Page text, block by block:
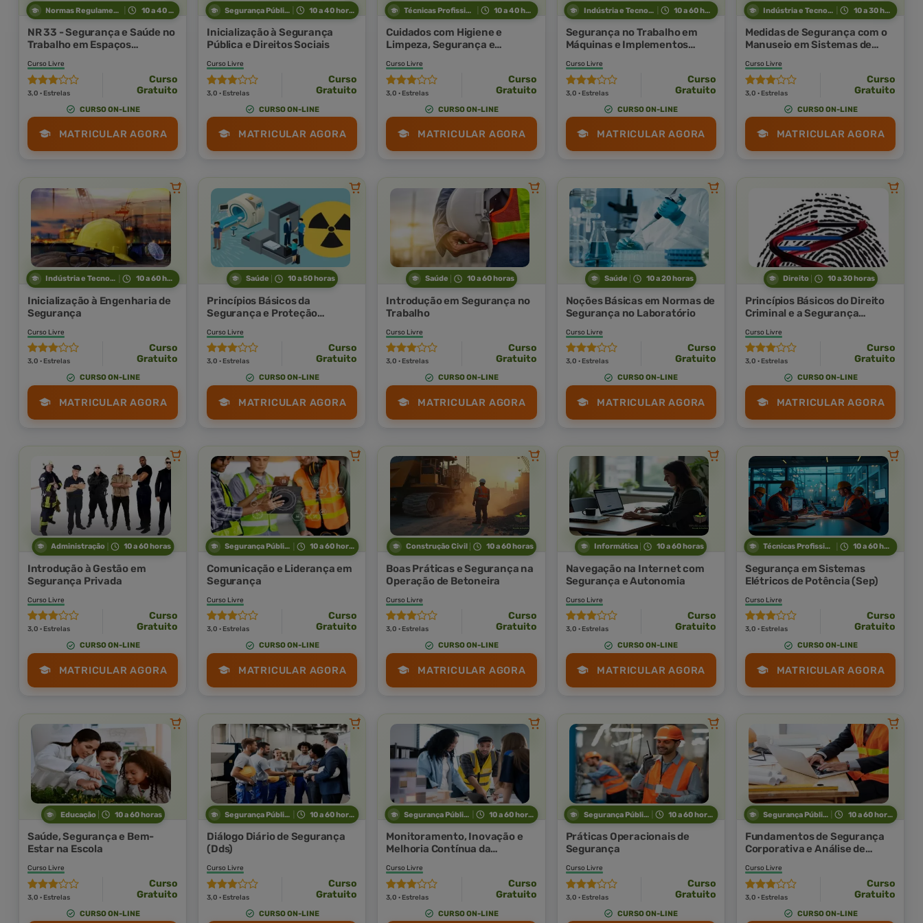
Normas Regulamentadoras 10 a 40 horas
NR 33 - Segurança e Saúde no
Trabalho em Espaços
Curso Livre
3,0 · Estrelas
Curso
Gratuito
CURSO ON-LINE
MATRICULAR AGORA
Segurança Pública 10 a 40 horas
Inicialização à Segurança
Pública e Direitos Sociais
Curso Livre
3,0 · Estrelas
Curso
Gratuito
CURSO ON-LINE
MATRICULAR AGORA
Técnicas Profissionais 10 a 40 horas
Cuidados com Higiene e
Limpeza, Segurança e
Curso Livre
3,0 · Estrelas
Curso
Gratuito
CURSO ON-LINE
MATRICULAR AGORA
Indústria e Tecnologia 10 a 60 horas
Segurança no Trabalho em
Máquinas e Implementos
Curso Livre
3,0 · Estrelas
Curso
Gratuito
CURSO ON-LINE
MATRICULAR AGORA
Indústria e Tecnologia 10 a 30 horas
Medidas de Segurança com o
Manuseio em Sistemas de
Curso Livre
3,0 · Estrelas
Curso
Gratuito
CURSO ON-LINE
MATRICULAR AGORA
Indústria e Tecnologia 10 a 60 horas
Inicialização à Engenharia de
Segurança
Curso Livre
3,0 · Estrelas
Curso
Gratuito
CURSO ON-LINE
MATRICULAR AGORA
Saúde 10 a 50 horas
Princípios Básicos da
Segurança e Proteção
Curso Livre
3,0 · Estrelas
Curso
Gratuito
CURSO ON-LINE
MATRICULAR AGORA
Saúde 10 a 60 horas
Introdução em Segurança no
Trabalho
Curso Livre
3,0 · Estrelas
Curso
Gratuito
CURSO ON-LINE
MATRICULAR AGORA
Saúde 10 a 20 horas
Noções Básicas em Normas de
Segurança no Laboratório
Curso Livre
3,0 · Estrelas
Curso
Gratuito
CURSO ON-LINE
MATRICULAR AGORA
Direito 10 a 30 horas
Princípios Básicos do Direito
Criminal e a Segurança
Curso Livre
3,0 · Estrelas
Curso
Gratuito
CURSO ON-LINE
MATRICULAR AGORA
Administração 10 a 60 horas
Introdução à Gestão em
Segurança Privada
Curso Livre
3,0 · Estrelas
Curso
Gratuito
CURSO ON-LINE
MATRICULAR AGORA
Segurança Pública 10 a 60 horas
Comunicação e Liderança em
Segurança
Curso Livre
3,0 · Estrelas
Curso
Gratuito
CURSO ON-LINE
MATRICULAR AGORA
Construção Civil 10 a 60 horas
Boas Práticas e Segurança na
Operação de Betoneira
Curso Livre
3,0 · Estrelas
Curso
Gratuito
CURSO ON-LINE
MATRICULAR AGORA
Informática 10 a 60 horas
Navegação na Internet com
Segurança e Autonomia
Curso Livre
3,0 · Estrelas
Curso
Gratuito
CURSO ON-LINE
MATRICULAR AGORA
Técnicas Profissionais 10 a 60 horas
Segurança em Sistemas
Elétricos de Potência (Sep)
Curso Livre
3,0 · Estrelas
Curso
Gratuito
CURSO ON-LINE
MATRICULAR AGORA
Educação 10 a 60 horas
Saúde, Segurança e Bem-
Estar na Escola
Curso Livre
3,0 · Estrelas
Curso
Gratuito
CURSO ON-LINE
Segurança Pública 10 a 60 horas
Diálogo Diário de Segurança
(Dds)
Curso Livre
3,0 · Estrelas
Curso
Gratuito
CURSO ON-LINE
Segurança Pública 10 a 60 horas
Monitoramento, Inovação e
Melhoria Contínua da
Corporativo
Curso Livre
3,0 · Estrelas
Curso
Gratuito
CURSO ON-LINE
Segurança Pública 10 a 60 horas
Práticas Operacionais de
Segurança
Curso Livre
3,0 · Estrelas
Curso
Gratuito
CURSO ON-LINE
Segurança Pública 10 a 60 horas
Fundamentos de Segurança
Corporativa e Análise de
Curso Livre
3,0 · Estrelas
Curso
Gratuito
CURSO ON-LINE